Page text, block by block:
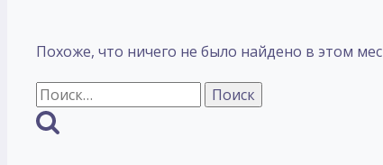
Похоже, что ничего не было найдено в этом
Найти: